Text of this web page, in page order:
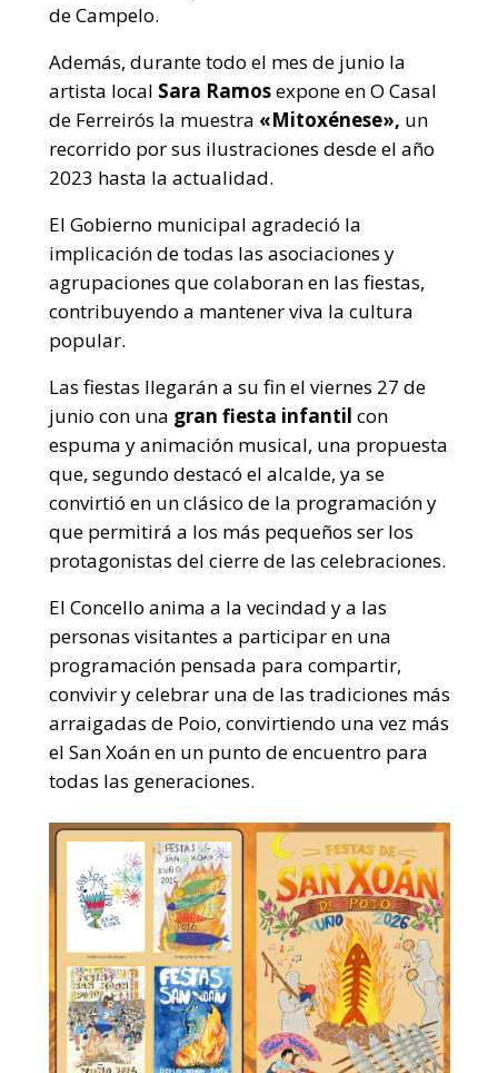
de Campelo.
Además, durante todo el mes de junio la
artista local Sara Ramosexpone en O Casal
de Ferreirós la muestra «Mitoxénese», un
recorrido por sus ilustraciones desde el año
2023 hasta la actualidad.
El Gobierno municipal agradeció la
implicación de todas las asociaciones y
agrupaciones que colaboran en las fiestas,
contribuyendo a mantener viva la cultura
popular.
Las fiestas llegarán a su fin el viernes 27 de
junio con una gran fiesta infantil con
espuma y animación musical, una propuesta
que, segundo destacó el alcalde, ya se
convirtió en un clásico de la programación y
que permitirá a los más pequeños ser los
protagonistas del cierre de las celebraciones.
El Concello anima a la vecindad y a las
personas visitantes a participar en una
programación pensada para compartir,
convivir y celebrar una de las tradiciones más
arraigadas de Poio, convirtiendo una vez más
el San Xoán en un punto de encuentro para
todas las generaciones.